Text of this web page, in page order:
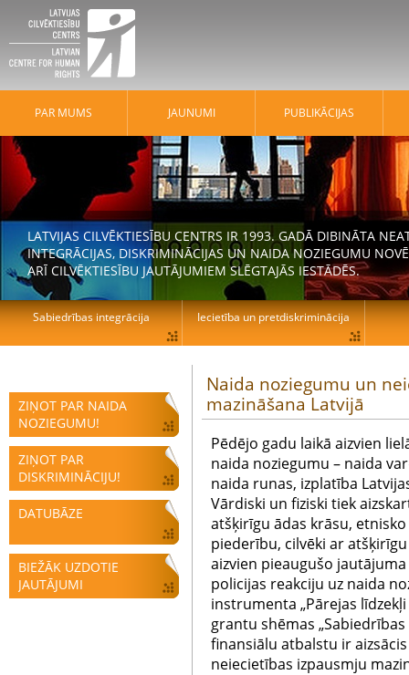
ZIŅOT PAR NAIDA
NOZIEGUMU!
ZIŅOT PAR
DISKRIMINĀCIJU!
DATUBĀZE
BIEŽĀK UZDOTIE
JAUTĀJUMI
Naida noziegumu un
mazināšana Latvijā
Pēdējo gadu laikā aizvien
naida noziegumu – naida
naida runas, izplatība
Vārdiski un fiziski tiek
atšķirīgu ādas krāsu,
piederību, cilvēki ar
aizvien pieaugušo
policijas reakciju uz naida
instrumenta „Pārejas
grantu shēmas
finansiālu atbalstu ir
neiecietības izpausmju
PAR MUMS JAUNUMI PUBLIKĀCIJAS
LATVIJAS CILVĒKTIESĪBU CENTRS IR 1993. GADĀ DIBINĀTA
INTEGRĀCIJAS, DISKRIMINĀCIJAS UN NAIDA NOZIEGUMU
ARĪ CILVĒKTIESĪBU JAUTĀJUMIEM SLĒGTAJĀS IESTĀDĒS.
Sabiedrības integrācija Iecietība un pretdiskriminācija